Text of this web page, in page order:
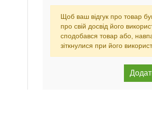
Щоб ваш відгук про товар
про свій досвід його
сподобався товар або,
зіткнулися при його